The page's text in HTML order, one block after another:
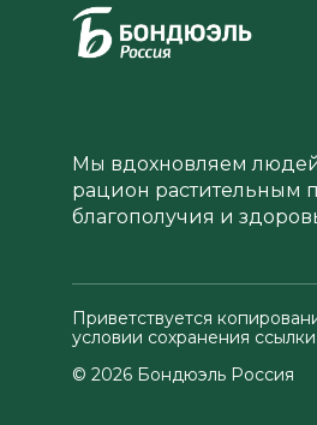
Мы вдохновляем
рацион растительным
благополучия и
Приветствуется
условии сохранения
© 2026 Бондюэль Россия